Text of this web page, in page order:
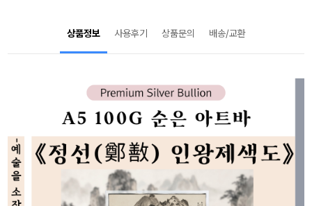
상품정보 사용후기 상품문의 배송/교환